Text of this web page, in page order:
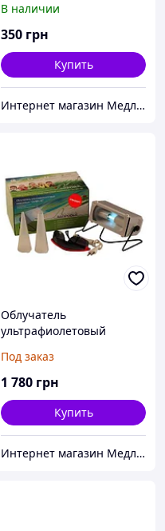
В наличии
350 грн
Купить
Интернет магазин Медлайф
Облучатель
ультрафиолетовый
Стандарт з-д им. Попова
Под заказ
1 780 грн
Купить
Интернет магазин Медлайф